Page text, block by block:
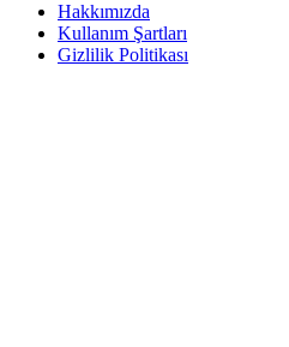
Hakkımızda
Kullanım Şartları
Gizlilik Politikası